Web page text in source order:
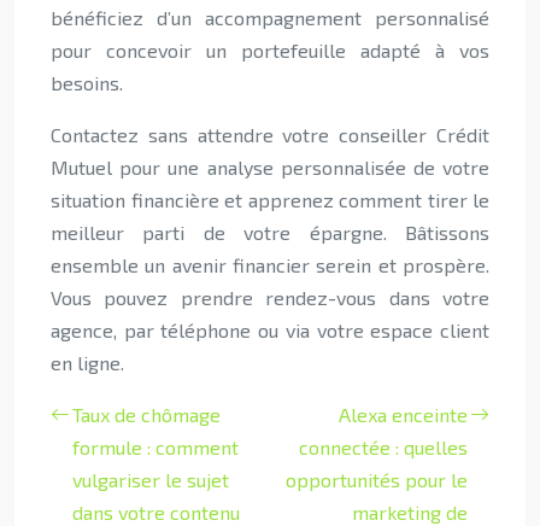
bénéficiez d’un accompagnement personnalisé
pour concevoir un portefeuille adapté à vos
besoins.
Contactez sans attendre votre conseiller Crédit
Mutuel pour une analyse personnalisée de votre
situation financière et apprenez comment tirer le
meilleur parti de votre épargne. Bâtissons
ensemble un avenir financier serein et prospère.
Vous pouvez prendre rendez-vous dans votre
agence, par téléphone ou via votre espace client
en ligne.
Taux de chômage
formule : comment
vulgariser le sujet
dans votre contenu
Alexa enceinte
connectée : quelles
opportunités pour le
marketing de